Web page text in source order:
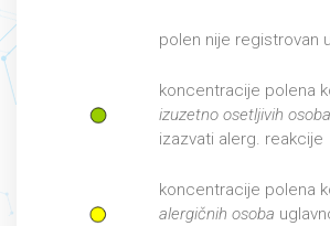
polen nije registrovan
koncentracije polena
izuzetno osetljivih osoba
izazvati alerg. reakcije
koncentracije polena
alergičnih osoba